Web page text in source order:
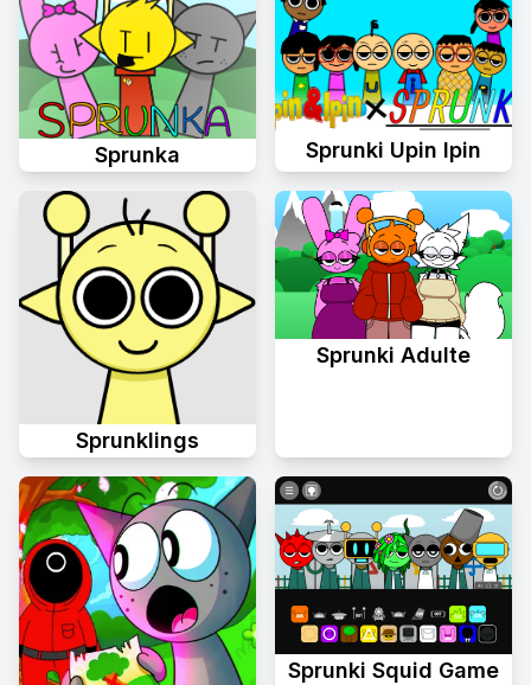
Sprunka Sprunki Upin Ipin
Sprunklings
Sprunki Adulte
Sprunki Squid Game